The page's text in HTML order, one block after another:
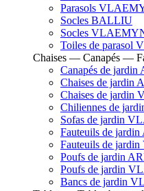
Parasols
Socles BALLIU
Socles
Toiles de parasol
Chaises — Canapés —
Canapés de
Chaises de jardin
Chaises de
Chiliennes de
Sofas de jardin
Fauteuils de
Fauteuils de
Poufs de jardin
Poufs de jardin
Bancs de jardin